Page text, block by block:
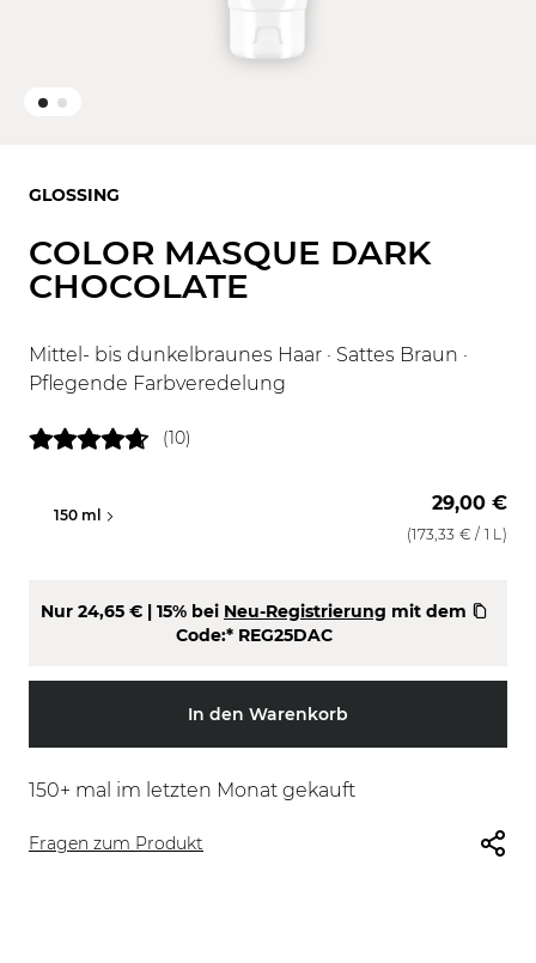
GLOSSING
COLOR MASQUE DARK
CHOCOLATE
Mittel- bis dunkelbraunes Haar · Sattes Braun ·
Pflegende Farbveredelung
(10)
150 ml
29,00 €
(173,33 € / 1 L)
Nur 24,65 € | 15% bei Neu-Registrierung mit dem
Code:* REG25DAC
In den Warenkorb
150+ mal im letzten Monat gekauft
Fragen zum Produkt